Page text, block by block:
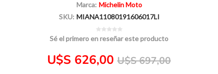
Marca: Michelin Moto
SKU: MIANA11080191606017LI
Sé el primero en reseñar este producto
U$S 626,00 U$S 697,00